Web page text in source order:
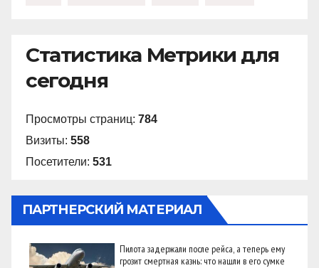
Статистика Метрики для
сегодня
Просмотры страниц: 784
Визиты: 558
Посетители: 531
ПАРТНЕРСКИЙ МАТЕРИАЛ
Пилота задержали после рейса, а теперь ему
грозит смертная казнь: что нашли в его сумке